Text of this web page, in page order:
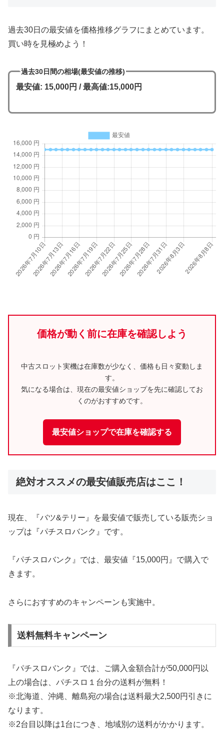
過去30日の最安値を価格推移グラフにまとめています。
買い時を見極めよう！
過去30日間の相場(最安値の推移)
最安値: 15,000円 / 最高値:15,000円
価格が動く前に在庫を確認しよう
中古スロット実機は在庫数が少なく、価格も日々変動しま
す。
気になる場合は、現在の最安値ショップを先に確認してお
くのがおすすめです。
最安値ショップで在庫を確認する
絶対オススメの最安値販売店はここ！
現在、『バツ&テリー』を最安値で販売している販売ショ
ップは『パチスロバンク』です。
『パチスロバンク』では、最安値『15,000円』で購入で
きます。
さらにおすすめのキャンペーンも実施中。
送料無料キャンペーン
『パチスロバンク』では、ご購入金額合計が50,000円以
上の場合は、パチスロ１台分の送料が無料！
※北海道、沖縄、離島宛の場合は送料最大2,500円引きに
なります。
※2台目以降は1台につき、地域別の送料がかかります。